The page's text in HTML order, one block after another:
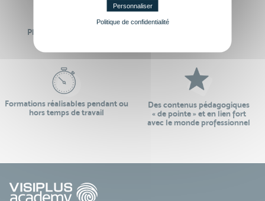
Plus de 50 formations
Formations réalisables pendant ou
hors temps de travail
Des contenus pédagogiques
« de pointe » et en lien fort
avec le monde professionnel
Personnaliser
Politique de confidentialité